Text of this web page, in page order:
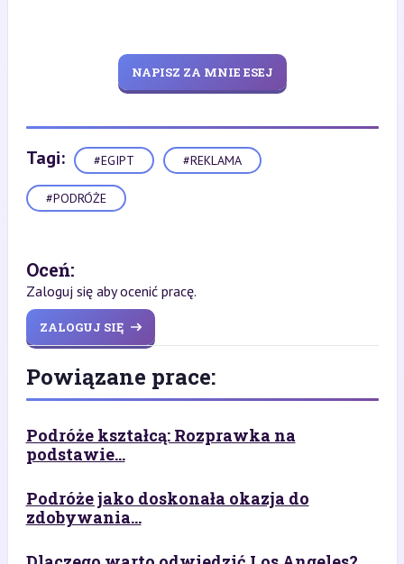
NAPISZ ZA MNIE ESEJ
Tagi: #EGIPT #REKLAMA
#PODRÓŻE
Oceń:
Zaloguj się aby ocenić pracę.
ZALOGUJ SIĘ
Powiązane prace:
Podróże kształcą: Rozprawka na
podstawie...
Podróże jako doskonała okazja do
zdobywania...